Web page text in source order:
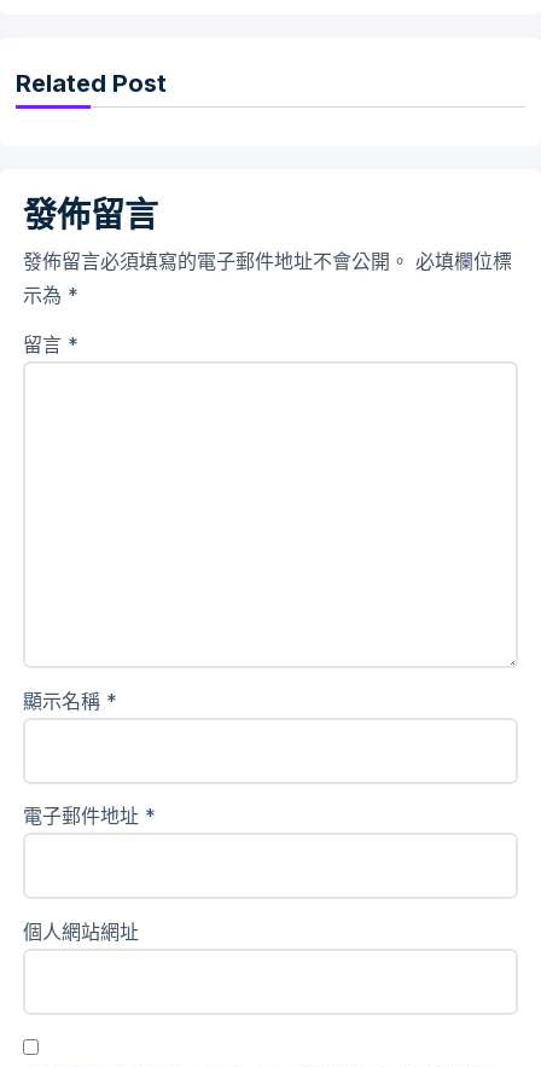
Related Post
發佈留言
發佈留言必須填寫的電子郵件地址不會公開。 必填欄位標
示為 *
留言 *
顯示名稱 *
電子郵件地址 *
個人網站網址